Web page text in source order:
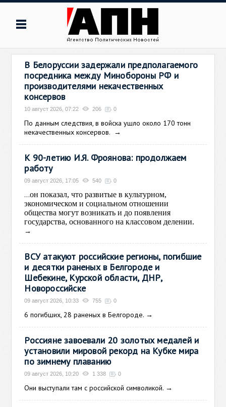
В Белоруссии задержали предполагаемого
посредника между Минобороны РФ и
производителями некачественных
консервов
10 август 2026, 07:22 206 0
По данным следствия, в войска ушло около 170 тонн
некачественных консервов. →
К 90-летию И.Я. Фроянова: продолжаем
работу
09 август 2026, 17:05 540 0
...он показал, что развитые в культурном,
экономическом и социальном отношении
общества могут возникать и до появления
государства, основанного на классовом делении.
→
ВСУ атакуют российские регионы, погибшие
и десятки раненых в Белгороде и
Шебекине, Курской области, ДНР,
Новороссийске
09 август 2026, 10:33 755 0
6 погибших, 28 раненых в Белгороде. →
Россияне завоевали 20 золотых медалей и
установили мировой рекорд на Кубке мира
по зимнему плаванию
09 август 2026, 10:20 1 338 0
Они выступали там с российской символикой. →